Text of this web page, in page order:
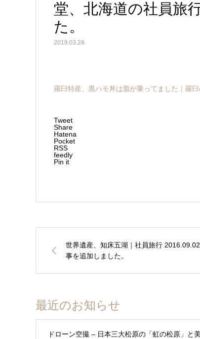
堂、北海道の社員旅
た。
2019.03.28
羅臼特産、黒ハモ丼は脂が乗ってました｜羅
Tweet
Share
Hatena
Pocket
RSS
feedly
Pin it
世界遺産、知床五湖｜社員旅行
事を追加しました。
最近のお知らせ
ドローン空撮 – 日本三大松原の「虹の松原」と